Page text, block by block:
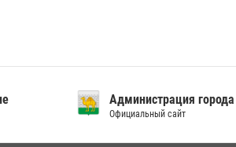
Администрация
Официальный сайт